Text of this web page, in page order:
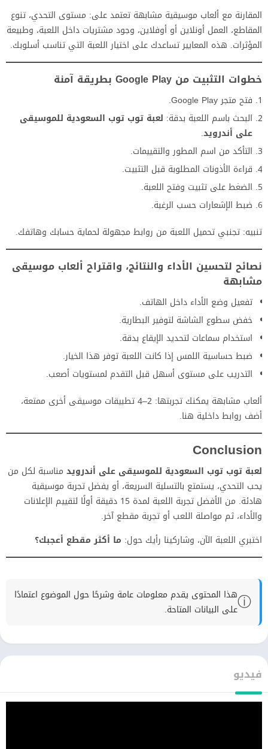
المقارنة مع ألعاب موسيقية مشابهة تعتمد على: مستوى التحدي، تنوع
المقاطع، العمل أونلاين أو أوفلاين، وجود مشتريات داخل اللعبة، وطبيعة
المؤثرات. هذه المعايير تساعدك على اختيار اللعبة التي تناسب أسلوبك.
خطوات التثبيت من Google Play بطريقة آمنة
فتح متجر Google Play.
البحث باسم اللعبة بدقة: لعبة توب توب السعودية للموسيقى
على أندرويد.
التأكد من اسم المطور والتقييمات.
قراءة الأذونات المطلوبة قبل التثبيت.
الضغط على تثبيت وفتح اللعبة.
ضبط الإشعارات حسب الرغبة.
تنبيه: تجنبي تحميل اللعبة من روابط مجهولة لحماية حسابك وهاتفك.
نصائح لتحسين الأداء والنتائج، واقتراح ألعاب موسيقى
مشابهة
تفعيل وضع الأداء داخل الهاتف.
خفض سطوع الشاشة لتوفير البطارية.
استخدام سماعات لتحديد الإيقاع بدقة.
ضبط حساسية اللمس إذا كانت اللعبة توفر هذا الخيار.
التدريب على مستوى أسهل قبل التقدم لمستويات أصعب.
ألعاب مشابهة يمكنك تجربتها: 2–4 تطبيقات موسيقى أخرى ممتعة،
أضف روابط داخلية هنا.
Conclusion
لعبة توب توب السعودية للموسيقى على أندرويد مناسبة لكل من
يحب التحدي، يستمتع بالتسلية السريعة، أو يفضل تجربة موسيقية
هادئة. من الأفضل تجربة اللعبة لمدة 15 دقيقة أولًا لتقييم الإعلانات
والأداء، ثم مواصلة اللعب أو تجربة مقطع آخر.
اختبري اللعبة الآن، وشاركينا رأيك حول: ما أكثر مقطع أعجبك؟
ⓘهذا المحتوى يقدم معلومات عامة وشرحًا حول الموضوع اعتمادًا
على البيانات المتاحة.
فيديو